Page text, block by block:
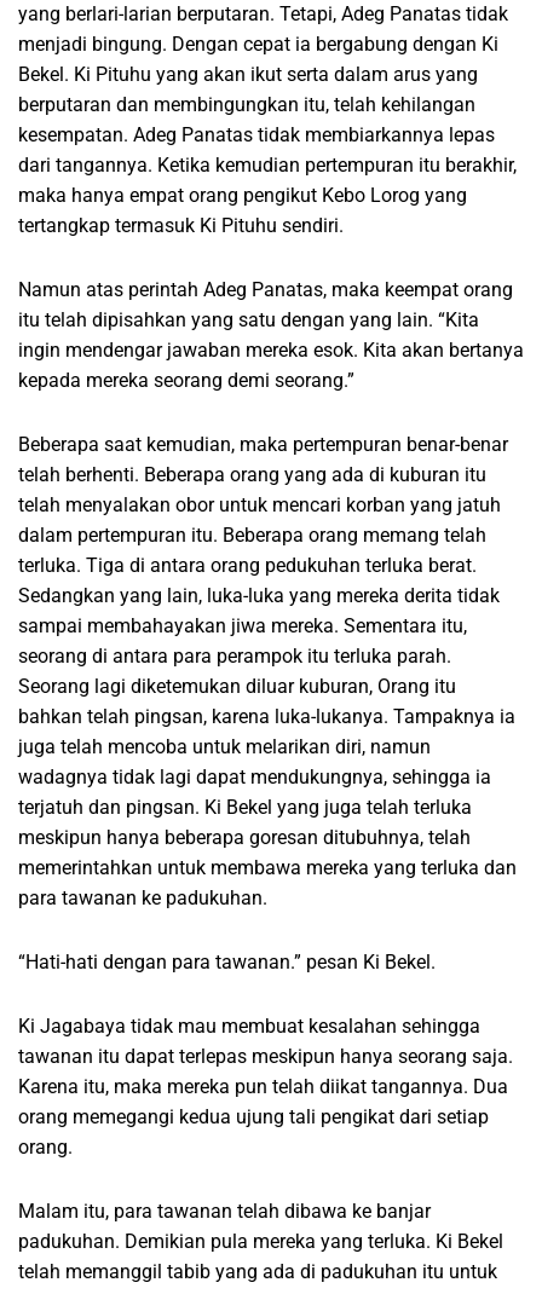
yang berlari-larian berputaran. Tetapi, Adeg Panatas tidak
menjadi bingung. Dengan cepat ia bergabung dengan Ki
Bekel. Ki Pituhu yang akan ikut serta dalam arus yang
berputaran dan membingungkan itu, telah kehilangan
kesempatan. Adeg Panatas tidak membiarkannya lepas
dari tangannya. Ketika kemudian pertempuran itu berakhir,
maka hanya empat orang pengikut Kebo Lorog yang
tertangkap termasuk Ki Pituhu sendiri.
Namun atas perintah Adeg Panatas, maka keempat orang
itu telah dipisahkan yang satu dengan yang lain. “Kita
ingin mendengar jawaban mereka esok. Kita akan bertanya
kepada mereka seorang demi seorang.”
Beberapa saat kemudian, maka pertempuran benar-benar
telah berhenti. Beberapa orang yang ada di kuburan itu
telah menyalakan obor untuk mencari korban yang jatuh
dalam pertempuran itu. Beberapa orang memang telah
terluka. Tiga di antara orang pedukuhan terluka berat.
Sedangkan yang lain, luka-luka yang mereka derita tidak
sampai membahayakan jiwa mereka. Sementara itu,
seorang di antara para perampok itu terluka parah.
Seorang lagi diketemukan diluar kuburan, Orang itu
bahkan telah pingsan, karena luka-lukanya. Tampaknya ia
juga telah mencoba untuk melarikan diri, namun
wadagnya tidak lagi dapat mendukungnya, sehingga ia
terjatuh dan pingsan. Ki Bekel yang juga telah terluka
meskipun hanya beberapa goresan ditubuhnya, telah
memerintahkan untuk membawa mereka yang terluka dan
para tawanan ke padukuhan.
“Hati-hati dengan para tawanan.” pesan Ki Bekel.
Ki Jagabaya tidak mau membuat kesalahan sehingga
tawanan itu dapat terlepas meskipun hanya seorang saja.
Karena itu, maka mereka pun telah diikat tangannya. Dua
orang memegangi kedua ujung tali pengikat dari setiap
orang.
Malam itu, para tawanan telah dibawa ke banjar
padukuhan. Demikian pula mereka yang terluka. Ki Bekel
telah memanggil tabib yang ada di padukuhan itu untuk